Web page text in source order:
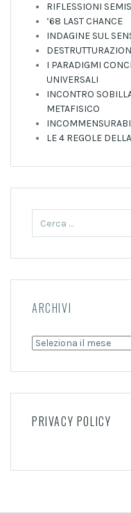
RIFLESSIONI
’68 LAST CHANCE
INDAGINE SUL
I PARADIGMI
UNIVERSALI
INCONTRO
METAFISICO
LE 4 REGOLE
per:
ARCHIVI
Archivi
PRIVACY POLICY